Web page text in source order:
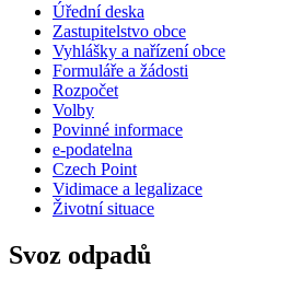
Úřední deska
Zastupitelstvo obce
Vyhlášky a nařízení obce
Formuláře a žádosti
Rozpočet
Volby
Povinné informace
e-podatelna
Czech Point
Vidimace a legalizace
Životní situace
Svoz odpadů